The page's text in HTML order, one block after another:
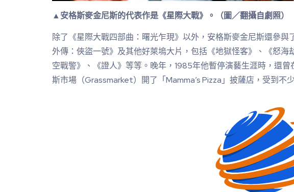
▲安格斯麥金尼斯的代表作是《星際大戰》。（圖／翻攝自劇照）
除了《星際大戰四部曲：曙光乍現》以外，安格斯麥金尼斯還參與
外傳：俠盜一號》及其他好萊塢大片，包括《地獄怪客》、《怒海
空戰警》、《證人》等等。晚年，1985年他暫停演藝生涯時，還曾
斯市場（Grassmarket）開了「Mamma’s Pizza」披薩店，受到不